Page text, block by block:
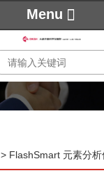
Menu
> FlashSmart 元素分